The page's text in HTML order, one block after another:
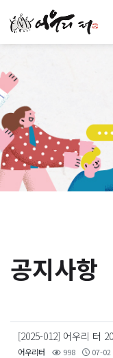
공지사항
공지사항
[2025-012] 어우리 터
어우리터 998 07-02